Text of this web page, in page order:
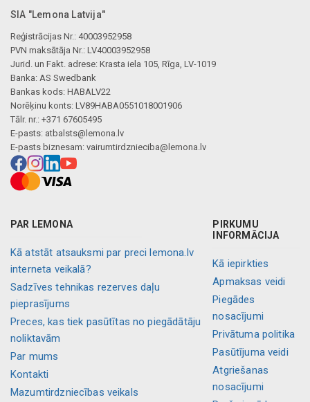
SIA "Lemona Latvija"
Reģistrācijas Nr.: 40003952958
PVN maksātāja Nr.: LV40003952958
Jurid. un Fakt. adrese: Krasta iela 105, Rīga, LV-1019
Banka: AS Swedbank
Bankas kods: HABALV22
Norēķinu konts: LV89HABA0551018001906
Tālr. nr.: +371 67605495
E-pasts: atbalsts@lemona.lv
E-pasts biznesam: vairumtirdznieciba@lemona.lv
PAR LEMONA
Kā atstāt atsauksmi par preci lemona.lv
interneta veikalā?
Sadzīves tehnikas rezerves daļu
pieprasījums
Preces, kas tiek pasūtītas no piegādātāju
noliktavām
Par mums
Kontakti
Mazumtirdzniecības veikals
PIRKUMU
INFORMĀCIJA
Kā iepirkties
Apmaksas veidi
Piegādes
nosacījumi
Privātuma politika
Pasūtījuma veidi
Atgriešanas
nosacījumi